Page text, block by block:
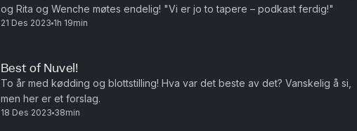
og Rita og Wenche møtes endelig! "Vi er jo to tapere – podkast ferdig!"
21 Des 2023 1h 19min
Best of Nuvel!
To år med kødding og blottstilling! Hva var det beste av det? Vanskelig å si,
men her er et forslag.
18 Des 2023 38min